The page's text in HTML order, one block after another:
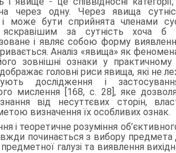
через одну. Через явища
може бути сприйнята членами
за сутність хоча
і являє собою форму
Аналіз «явища» як
зовнішні озна­ки у практичному
головні ри­си явища, які не
дослідження і
мислення [168, с. 28], яке
від несуттєвих сторін,
визначення їх особливих ознак.
і теоре­тичне розуміння
починається з вибору предмета
галузі та виявлення